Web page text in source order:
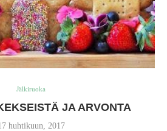
Jälkiruoka
JA ARVONTA
huhtikuun, 2017